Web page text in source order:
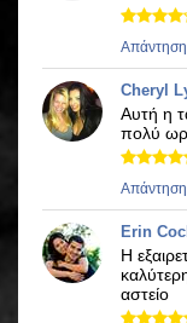
Απάντηση
Cheryl
Αυτή η
πολύ
Απάντηση
Erin
Η
αστείο